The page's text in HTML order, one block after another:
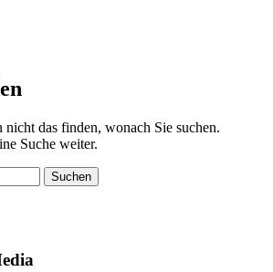
das finden, wonach Sie suchen.
Suche weiter.